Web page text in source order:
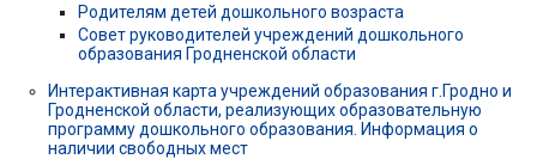
Родителям детей дошкольного возраста
Совет руководителей учреждений дошкольного
образования Гродненской области
Интерактивная карта учреждений образования г.Гродно и
Гродненской области, реализующих образовательную
программу дошкольного образования. Информация о
наличии свободных мест